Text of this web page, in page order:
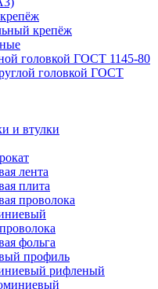
крепёж
головкой ГОСТ 1145-80
головкой ГОСТ
и втулки
лента
плита
проволока
фольга
профиль
рифленый